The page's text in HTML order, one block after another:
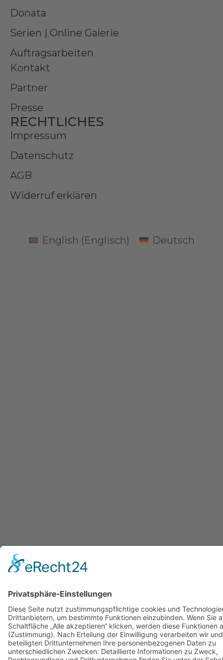
Donata
Serien | Online Galerie
Auftragsarbeiten
Kontakt
Partner
Presse
RECHTLICHES
Impressum
Datenschutz
AGB
Widerruf erklären
English (Englisch) Deutsch